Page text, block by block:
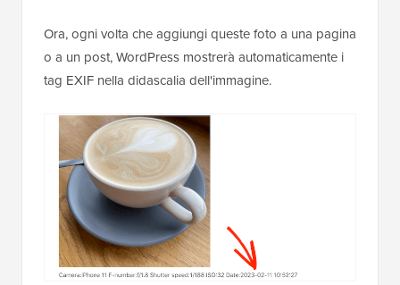
Ora, ogni volta che aggiungi queste foto a una pagina
o a un post, WordPress mostrerà automaticamente i
tag EXIF nella didascalia dell'immagine.